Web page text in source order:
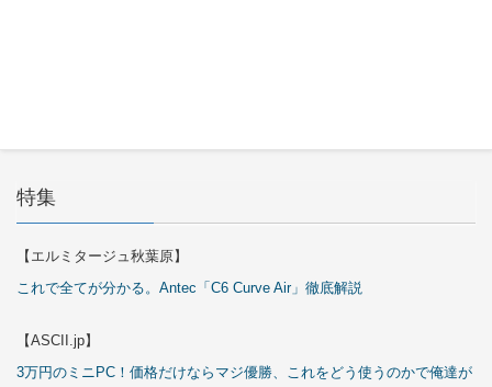
特集
【エルミタージュ秋葉原】
これで全てが分かる。Antec「C6 Curve Air」徹底解説
【ASCII.jp】
3万円のミニPC！価格だけならマジ優勝、これをどう使うのかで俺達が